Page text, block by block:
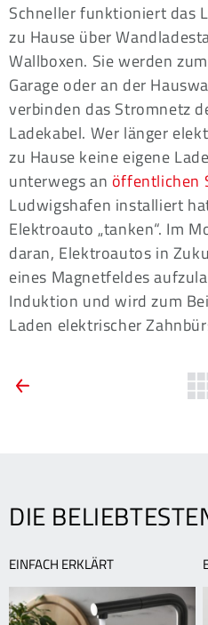
Schneller funktioniert das
zu Hause über
Wallboxen. Sie werden
Garage oder an der
verbinden das Stromnetz
Ladekabel. Wer länger
zu Hause keine eigene
unterwegs an öffentlichen
Ludwigshafen installiert
Elektroauto „tanken“. Im
daran, Elektroautos in
eines Magnetfeldes
Induktion und wird zum
Laden elektrischer
ARTIKEL-
DIE
EINFACH ERKLÄRT